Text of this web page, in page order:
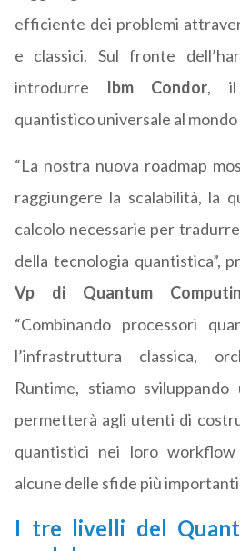
efficiente dei problemi
e classici. Sul fronte
introdurre Ibm Condor, il
quantistico universale al
“La nostra nuova roadmap
raggiungere la scalabilità, la
calcolo necessarie per
della tecnologia quantistica”,
Vp di Quantum
“Combinando processori
l’infrastruttura classica,
Runtime, stiamo
permetterà agli utenti di
quantistici nei loro
alcune delle sfide più
I tre livelli del